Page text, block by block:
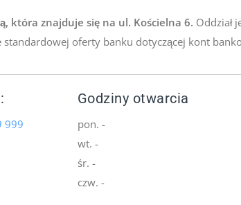
która znajduje się na ul. Kościelna 6. Oddział
oferty banku dotyczącej kont
999
Godziny otwarcia
pon. -
wt. -
śr. -
czw. -